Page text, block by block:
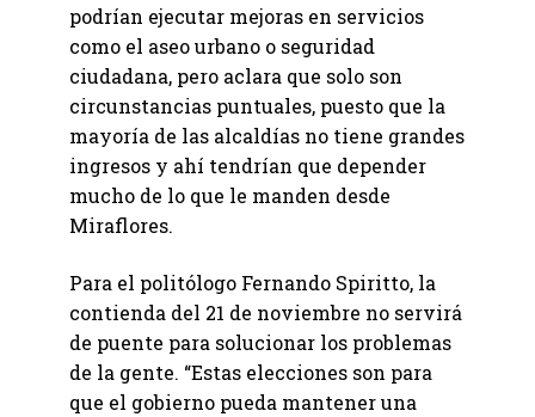
podrían ejecutar mejoras en servicios
como el aseo urbano o seguridad
ciudadana, pero aclara que solo son
circunstancias puntuales, puesto que la
mayoría de las alcaldías no tiene grandes
ingresos y ahí tendrían que depender
mucho de lo que le manden desde
Miraflores.
Para el politólogo Fernando Spiritto, la
contienda del 21 de noviembre no servirá
de puente para solucionar los problemas
de la gente. “Estas elecciones son para
que el gobierno pueda mantener una